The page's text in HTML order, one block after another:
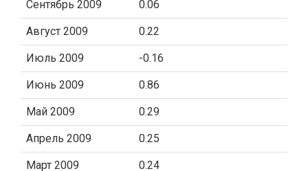
Сентябрь 2009 0.06
Август 2009 0.22
Июль 2009 -0.16
Июнь 2009 0.86
Май 2009 0.29
Апрель 2009 0.25
Март 2009 0.24